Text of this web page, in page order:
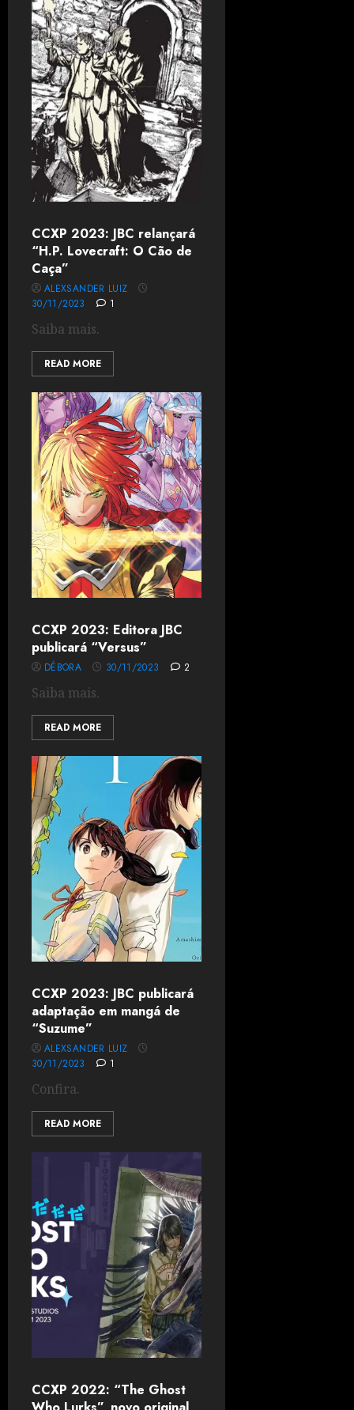
CCXP 2023: JBC relançará
“H.P. Lovecraft: O Cão de
Caça”
ALEXSANDER LUIZ
30/11/2023
1
Saiba mais.
READ MORE
CCXP 2023: Editora JBC
publicará “Versus”
DÉBORA 30/11/2023 2
Saiba mais.
READ MORE
CCXP 2023: JBC publicará
adaptação em mangá de
“Suzume”
ALEXSANDER LUIZ
30/11/2023
1
Confira.
READ MORE
CCXP 2022: “The Ghost